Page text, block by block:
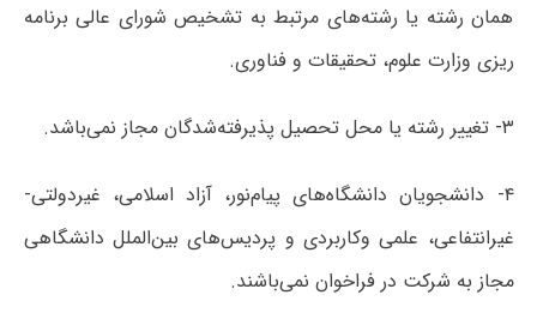
همان رشته یا رشته‌های مرتبط به تشخیص شورای عالی برنامه
ریزی وزارت علوم، تحقیقات و فناوری.
۳- تغییر رشته یا محل تحصیل پذیرفته‌شدگان مجاز نمی‌باشد.
۴- دانشجویان دانشگاه‌های پیام‌نور، آزاد اسلامی، غیردولتی-
غیرانتفاعی، علمی وکاربردی و پردیس‌های بین‌الملل دانشگاهی
مجاز به شرکت در فراخوان نمی‌باشند.